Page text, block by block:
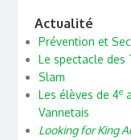
Actualité
Prévention et
Le spectacle
Slam
Les élèves de 4e
Vannetais
Looking for King